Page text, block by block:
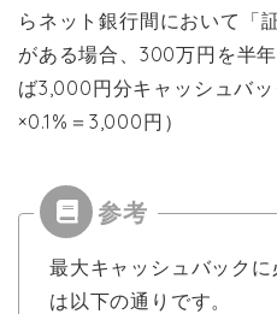
らネット銀行間において「
がある場合、300万円を半
ば3,000円分キャッシュバ
×0.1%＝3,000円）
最大キャッシュバック
は以下の通りです。